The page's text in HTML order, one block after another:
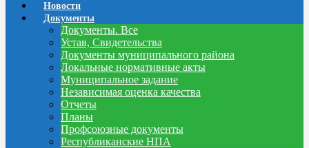
Новости
Документы
Документы. Все
Устав, Свидетельства
Документы муниципального района
Локальные нормативные акты
Муниципальное задание
Независимая оценка качества
Отчеты
Планы
Профсоюзные документы
Республиканские НПА